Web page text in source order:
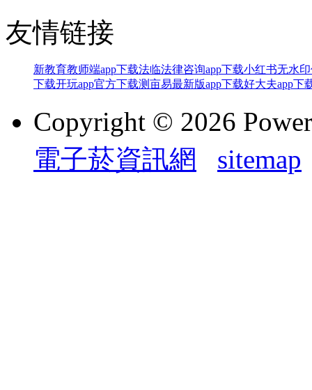
友情链接
新教育教师端app下载法临法律咨询app下载小红书无水
下载开玩app官方下载测亩易最新版app下载好大夫app下
Copyright © 2026
電子菸資訊網
sitemap